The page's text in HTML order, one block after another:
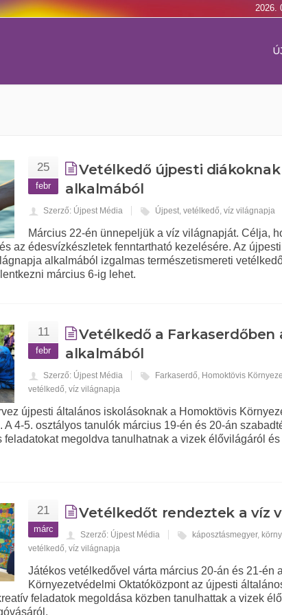
2026.
25
febr
Vetélkedő újpesti
alkalmából
Szerző: Újpest Média Újpest,vetélkedő,víz világnapja
Március 22-én ünnepeljük a víz világnapját. Célja,
az édesvízkészletek fenntartható kezelésére. Az
alkalmából izgalmas természetismereti
március 6-ig lehet.
11
febr
Vetélkedő a Farkaserdőben
alkalmából
Szerző: Újpest Média Farkaserdő, Homoktövis
vetélkedő,víz világnapja
újpesti általános iskolásoknak a Homoktövis
4-5. osztályos tanulók március 19-én és 20-án
feladatokat megoldva tanulhatnak a vizek élővilágáról
21
márc
Vetélkedőt rendeztek a víz
Szerző: Újpest Média káposztásmegyer,
vetélkedő,víz világnapja
Játékos vetélkedővel várta március 20-án és 21-én
Környezetvédelmi Oktatóközpont az újpesti
feladatok megoldása közben tanulhattak a vizek